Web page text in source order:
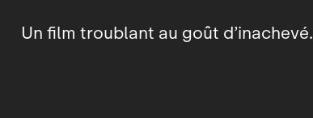
Un film troublant au goût d’inachevé.